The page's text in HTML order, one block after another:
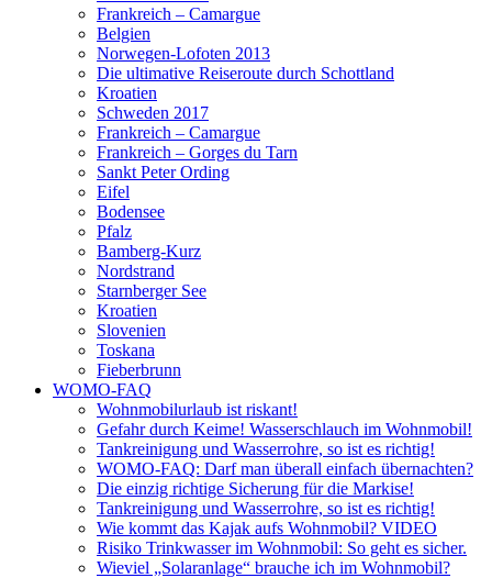
Frankreich – Camargue
Belgien
Norwegen-Lofoten 2013
Die ultimative Reiseroute durch Schottland
Kroatien
Schweden 2017
Frankreich – Camargue
Frankreich – Gorges du Tarn
Sankt Peter Ording
Eifel
Bodensee
Pfalz
Bamberg-Kurz
Nordstrand
Starnberger See
Kroatien
Slovenien
Toskana
Fieberbrunn
WOMO-FAQ
Wohnmobilurlaub ist riskant!
Gefahr durch Keime! Wasserschlauch im Wohnmobil!
Tankreinigung und Wasserrohre, so ist es richtig!
WOMO-FAQ: Darf man überall einfach übernachten?
Die einzig richtige Sicherung für die Markise!
Tankreinigung und Wasserrohre, so ist es richtig!
Wie kommt das Kajak aufs Wohnmobil? VIDEO
Risiko Trinkwasser im Wohnmobil: So geht es sicher.
Wieviel „Solaranlage“ brauche ich im Wohnmobil?